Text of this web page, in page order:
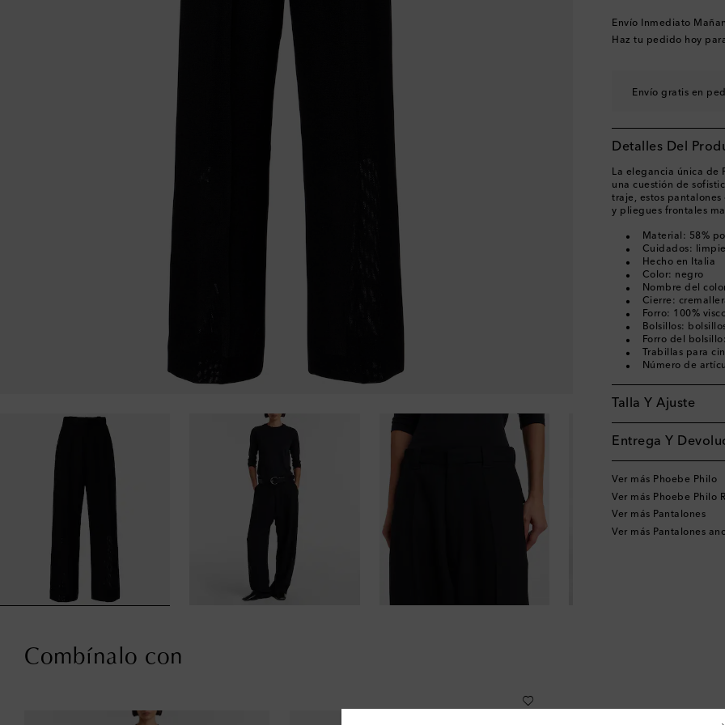
Envío Inmediato
Haz tu pedido hoy
Envío gratis en
Detalles Del
La elegancia única de
una cuestión de
traje, estos pantalones
y pliegues frontales
Material: 58%
Cuidados:
Hecho en Italia
Color: negro
Nombre del
Cierre:
Forro: 100%
Bolsillos:
Forro del
Trabillas para
Número de
Talla Y Ajuste
Entrega Y
Ver más Phoebe Philo
Ver más Phoebe Philo
Ver más Pantalones
Ver más Pantalones
Combínalo con